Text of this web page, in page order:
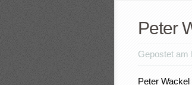
Peter
Gepostet am
Peter